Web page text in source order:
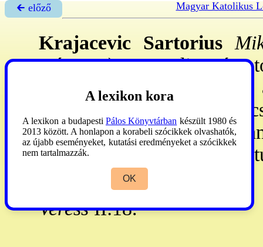
🡰 előző Magyar Katolikus
Krajacevic Sartorius
márc. 9.): apostoli
kisebb r-et, 1609. VI.
hazatért, zágrábi knk. és
belépett a JT-ba.
horvát ap. gyóntató.
VeressII:18.
A lexikon kora
A lexikon a budapesti Pálos Könyvtárban készült 1980 és
2013 között. A honlapon a korabeli szócikkek olvashatók,
az újabb eseményeket, kutatási eredményeket a szócikkek
nem tartalmazzák.
OK